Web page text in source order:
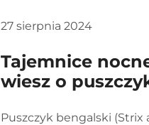
27 sierpnia 2024
Tajemnice
wiesz o
Puszczyk bengalski (Strix